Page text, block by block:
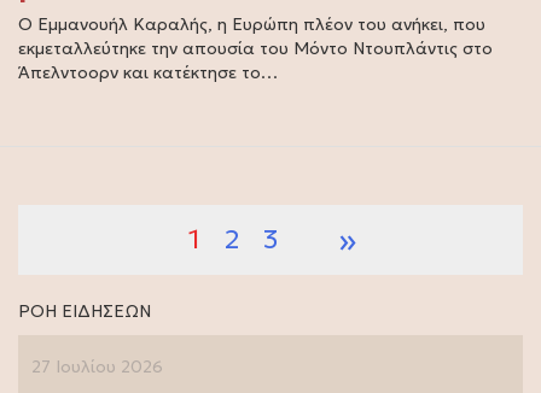
Ο Εμμανουήλ Καραλής, η Ευρώπη πλέον του ανήκει, που
εκμεταλλεύτηκε την απουσία του Μόντο Ντουπλάντις στο
Άπελντοορν και κατέκτησε το…
1 2 3 »
ΡΟΗ ΕΙΔΗΣΕΩΝ
27 Ιουλίου 2026